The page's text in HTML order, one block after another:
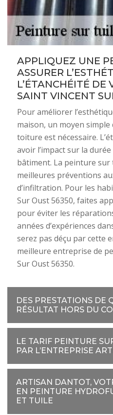
APPLIQUEZ UNE
ASSURER
L’ÉTANCHÉITÉ DE
SAINT VINCENT
Pour améliorer
maison, un moyen simple
toiture est nécessaire.
avoir l’impact sur la
bâtiment. La peinture sur
meilleures préventions
d’infiltration. Pour les
Sur Oust 56350, faites
pour éviter les
années d’expériences
serez pas déçu par cette
meilleure entreprise de
Sur Oust 56350.
DES PRESTATIONS DE
RÉSULTAT HORS DU
LE TARIF PEINTURE
PAR L’ENTREPRISE
ARTISAN DANTOT,
EN PEINTURE
ET TUILE